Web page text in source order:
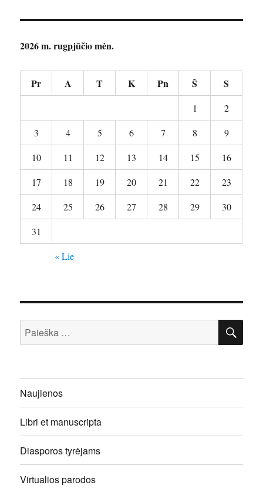
2026 m. rugpjūčio mėn.
Pr A T K Pn Š S
1
2
3
4 5 6 7 8
9
10
11 12 13 14 15
16
17
18 19 20 21 22
23
24
25 26 27 28 29
30
31
« Lie
Ieškoti:
Naujienos
Libri et manuscripta
Diasporos tyrėjams
Virtualios parodos